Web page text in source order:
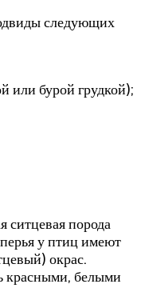
следующих
или бурой грудкой);
ситцевая порода
у птиц имеют
окрас.
красными, белыми